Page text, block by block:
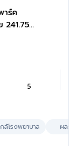
าร์ค
241.75
จอดรถ
นทาง
กล้เซ็น
ฤดี
5
ล้โรงพยาบาล ผลรว